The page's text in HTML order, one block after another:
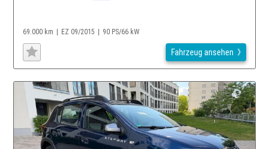
69.000 km EZ 09/2015 90 PS/66 kW
Fahrzeug ansehen